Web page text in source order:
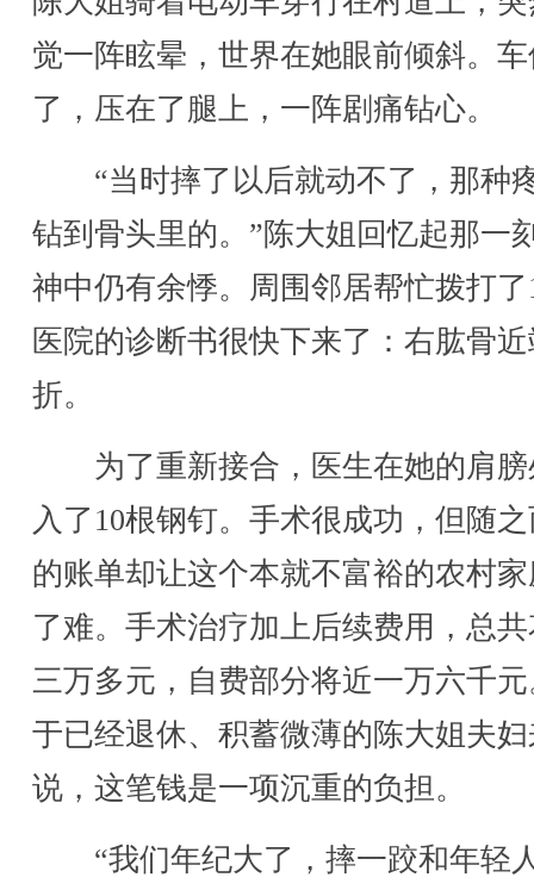
觉一阵眩晕，世界在她眼前倾斜。
了，压在了腿上，一阵剧痛钻心。
“当时摔了以后就动不了，那种
钻到骨头里的。”陈大姐回忆起那一
神中仍有余悸。周围邻居帮忙拨打了
医院的诊断书很快下来了：右肱骨
折。
为了重新接合，医生在她的肩膀
入了10根钢钉。手术很成功，但随
的账单却让这个本就不富裕的农村
了难。手术治疗加上后续费用，总
三万多元，自费部分将近一万六千
于已经退休、积蓄微薄的陈大姐夫
说，这笔钱是一项沉重的负担。
“我们年纪大了，摔一跤和年轻